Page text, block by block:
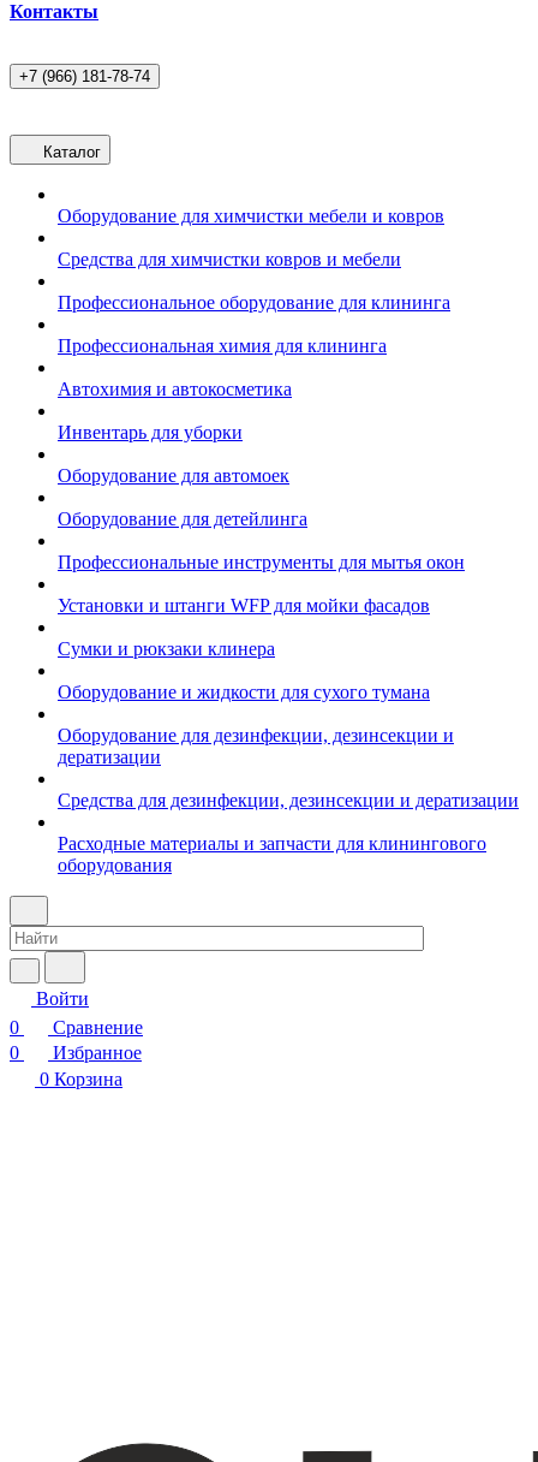
Контакты
+7 (966) 181-78-74
Каталог
Оборудование для химчистки мебели и ковров
Средства для химчистки ковров и мебели
Профессиональное оборудование для клининга
Профессиональная химия для клининга
Автохимия и автокосметика
Инвентарь для уборки
Оборудование для автомоек
Оборудование для детейлинга
Профессиональные инструменты для мытья окон
Установки и штанги WFP для мойки фасадов
Сумки и рюкзаки клинера
Оборудование и жидкости для сухого тумана
Оборудование для дезинфекции, дезинсекции и
дератизации
Средства для дезинфекции, дезинсекции и дератизации
Расходные материалы и запчасти для клинингового
оборудования
Войти
0
Сравнение
0
Избранное
0 Корзина